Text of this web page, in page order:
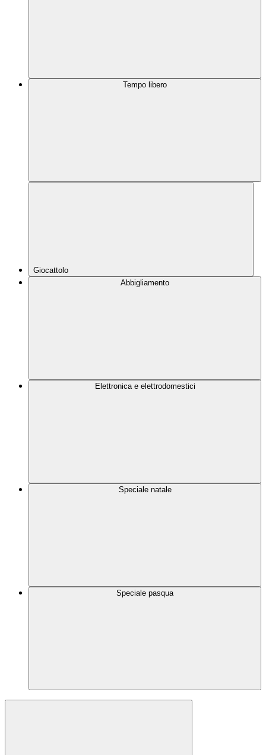
Tempo libero
Giocattolo
Abbigliamento
Elettronica e elettrodomestici
Speciale natale
Speciale pasqua